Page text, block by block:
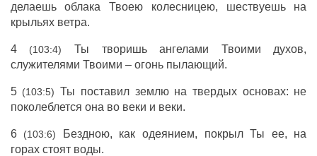
делаешь
облака Твоею колесницею, шествуешьна
крыльях ветра.
4 (103:4) Ты творишь ангелами Твоими духов,
служителями Твоими – огонь пылающий.
5 (103:5) Ты поставил землюна твердых основах: не
поколеблется она во веки и веки.
6 (103:6) Бездною, какодеянием, покрылТы ее, на
горах стоят воды.